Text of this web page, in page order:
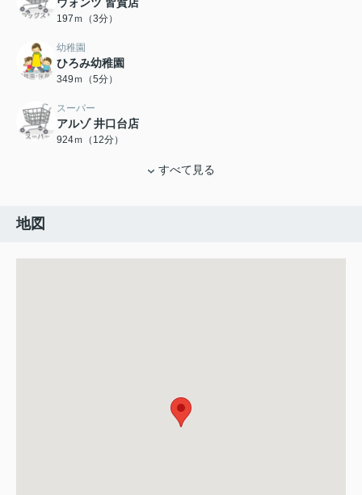
ウォンツ 皆賀店
197ｍ（3分）
幼稚園
ひろみ幼稚園
349ｍ（5分）
スーパー
アルゾ 井口台店
924ｍ（12分）
すべて見る
地図